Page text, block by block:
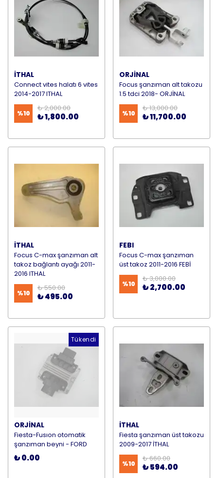
İTHAL
Connect vites halatı 6 vites
2014-2017 ITHAL
%10
₺ 2,000.00
₺ 1,800.00
ORJİNAL
Focus şanzıman alt takozu
1.5 tdci 2018- ORJİNAL
%10
₺ 13,000.00
₺ 11,700.00
İTHAL
Focus C-max şanzıman alt
takoz bağlantı ayağı 2011-
2016 ITHAL
%10
₺ 550.00
₺ 495.00
FEBI
Focus C-max şanzıman
üst takoz 2011-2016 FEBİ
%10
₺ 3,000.00
₺ 2,700.00
Tükendi
ORJİNAL
Fiesta-Fusıon otomatik
şanzıman beyni - FORD
₺ 0.00
İTHAL
Fiesta şanzıman üst takozu
2009-2017 İTHAL
%10
₺ 660.00
₺ 594.00